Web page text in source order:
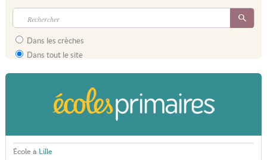
Dans les crèches
Dans tout le site
École à Lille